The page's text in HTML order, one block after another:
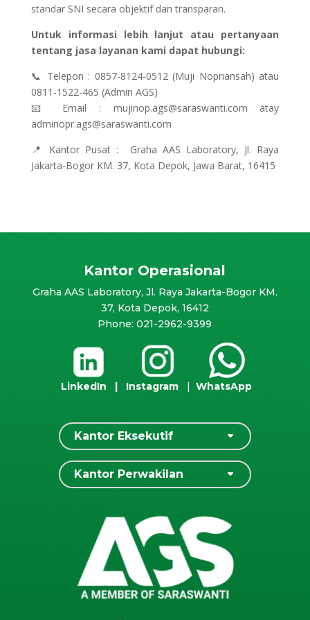
standar SNI secara objektif dan transparan.
Untuk informasi lebih lanjut atau pertanyaan
tentang jasa layanan kami dapat hubungi:
📞 Telepon : 0857-8124-0512 (Muji Nopriansah) atau
0811-1522-465 (Admin AGS)
📧 Email : mujinop.ags@saraswanti.com atay
adminopr.ags@saraswanti.com
📍 Kantor Pusat : Graha AAS Laboratory, Jl. Raya
Jakarta-Bogor KM. 37, Kota Depok, Jawa Barat, 16415
Kantor Operasional
Graha AAS Laboratory, Jl. Raya Jakarta-Bogor KM.
37, Kota Depok, 16412
Phone: 021-2962-9399
LinkedIn | Instagram| WhatsApp
Kantor Eksekutif
Kantor Perwakilan